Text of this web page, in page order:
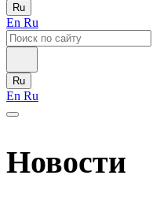
Ru
En Ru
Ru
En Ru
Новости